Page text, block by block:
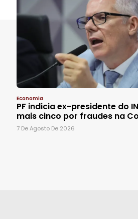
Economia
PF indicia ex-presidente do
mais cinco por fraudes na
7 De Agosto De 2026